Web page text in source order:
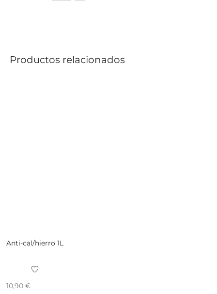
Productos relacionados
Anti-cal/hierro 1L
10,90 €